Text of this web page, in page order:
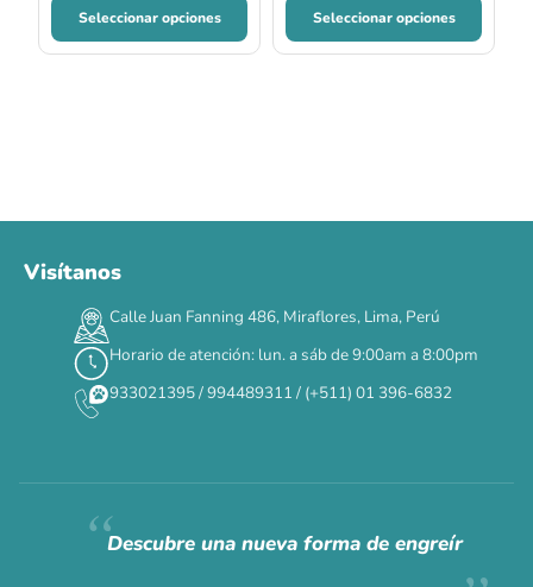
Seleccionar opciones Seleccionar opciones
DÍAS HORAS MIN SEG
✕
Siempre fuimosraros.
Visítanos
Calle Juan Fanning 486, Miraflores, Lima, Perú
Horario de atención: lun. a sáb de 9:00am a 8:00pm
933021395 / 994489311 / (+511) 01 396-6832
Descubre una nueva forma de engreír